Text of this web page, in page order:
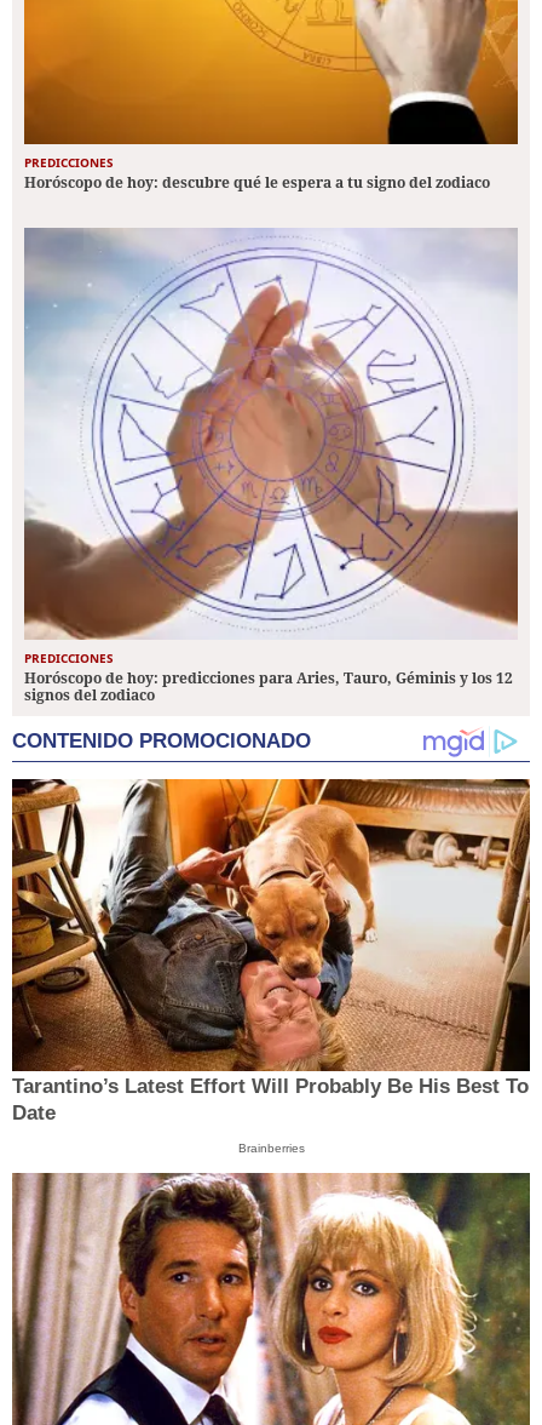
PREDICCIONES
Horóscopo de hoy: descubre qué le espera a tu signo del zodiaco
PREDICCIONES
Horóscopo de hoy: predicciones para Aries, Tauro, Géminis y los 12
signos del zodiaco
CONTENIDO PROMOCIONADO
Tarantino’s Latest Effort Will Probably Be His Best To
Date
Brainberries